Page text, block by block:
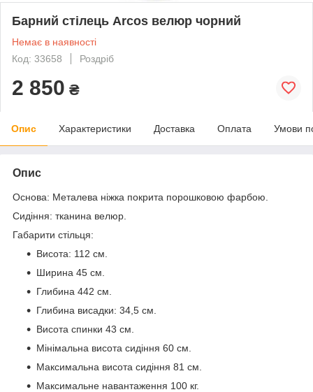
Барний стілець Arcos велюр чорний
Немає в наявності
Код: 33658
Роздріб
2 850 ₴
Опис Характеристики Доставка Оплата Умови
Опис
Основа: Металева ніжка покрита порошковою фарбою.
Сидіння: тканина велюр.
Габарити стільця:
Висота: 112 см.
Ширина 45 см.
Глибина 442 см.
Глибина висадки: 34,5 см.
Висота спинки 43 см.
Мінімальна висота сидіння 60 см.
Максимальна висота сидіння 81 см.
Максимальне навантаження 100 кг.